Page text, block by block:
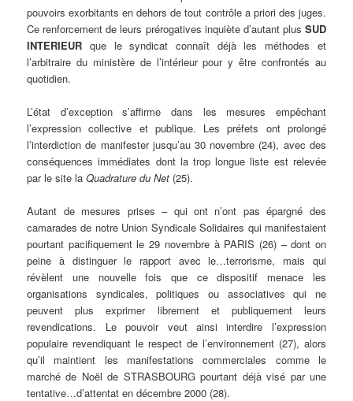
pouvoirs exorbitants en dehors de tout contrôle a priori des juges.
Ce renforcement de leurs prérogatives inquiète d’autant plus SUD
INTERIEUR que le syndicat connaît déjà les méthodes et
l’arbitraire du ministère de l’intérieur pour y être confrontés au
quotidien.
L’état d’exception s’affirme dans les mesures empêchant
l’expression collective et publique. Les préfets ont prolongé
l’interdiction de manifester jusqu’au 30 novembre (24), avec des
conséquences immédiates dont la trop longue liste est relevée
par le site laQuadrature du Net (25).
Autant de mesures prises – qui ont n’ont pas épargné des
camarades de notre Union Syndicale Solidaires qui manifestaient
pourtant pacifiquement le 29 novembre à PARIS (26) – dont on
peine à distinguer le rapport avec le…terrorisme, mais qui
révèlent une nouvelle fois que ce dispositif menace les
organisations syndicales, politiques ou associatives qui ne
peuvent plus exprimer librement et publiquement leurs
revendications. Le pouvoir veut ainsi interdire l’expression
populaire revendiquant le respect de l’environnement (27), alors
qu’il maintient les manifestations commerciales comme le
marché de Noël de STRASBOURG pourtant déjà visé par une
tentative…d’attentat en décembre 2000 (28).